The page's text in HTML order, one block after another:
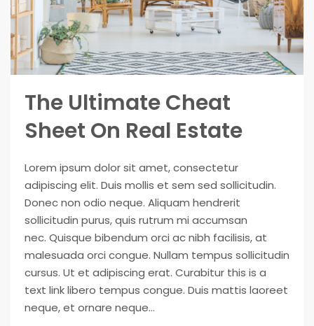
The Ultimate Cheat
Sheet On Real Estate
Lorem ipsum dolor sit amet, consectetur
adipiscing elit. Duis mollis et sem sed sollicitudin.
Donec non odio neque. Aliquam hendrerit
sollicitudin purus, quis rutrum mi accumsan
nec. Quisque bibendum orci ac nibh facilisis, at
malesuada orci congue. Nullam tempus sollicitudin
cursus. Ut et adipiscing erat. Curabitur this is a
text link libero tempus congue. Duis mattis laoreet
neque, et ornare neque...